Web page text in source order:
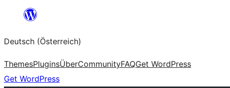
springen
Deutsch (Österreich)
ThemesPluginsÜberCommunityFAQGet WordPress
Get WordPress